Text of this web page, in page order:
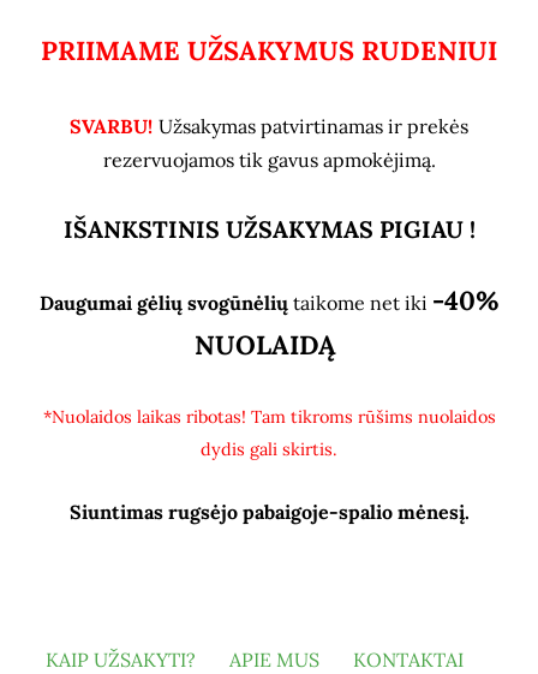
PRIIMAME UŽSAKYMUS RUDENIUI
SVARBU! Užsakymas patvirtinamas ir prekės
rezervuojamos tik gavus apmokėjimą.
IŠANKSTINIS UŽSAKYMAS PIGIAU !
Daugumai gėlių svogūnėlių taikome net iki -40%
NUOLAIDĄ
*Nuolaidos laikas ribotas! Tam tikroms rūšims nuolaidos
dydis gali skirtis.
Siuntimas rugsėjo pabaigoje-spalio mėnesį.
KAIP UŽSAKYTI? APIE MUS
KONTAKTAI